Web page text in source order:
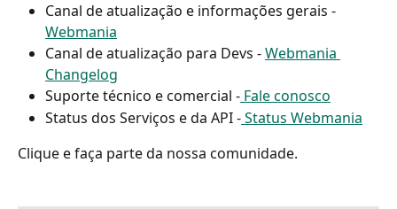
Canal de atualização e informações gerais -
Webmania
Canal de atualização para Devs - Webmania
Changelog
Suporte técnico e comercial - Fale conosco
Status dos Serviços e da API - Status Webmania
Clique e faça parte da nossa comunidade.